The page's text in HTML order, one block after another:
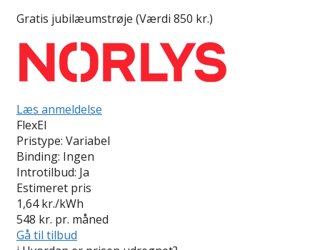
Gratis jubilæumstrøje (Værdi 850 kr.)
Læs anmeldelse
FlexEl
Pristype: Variabel
Binding: Ingen
Introtilbud: Ja
Estimeret pris
1,64 kr./kWh
548 kr. pr. måned
Gå til tilbud